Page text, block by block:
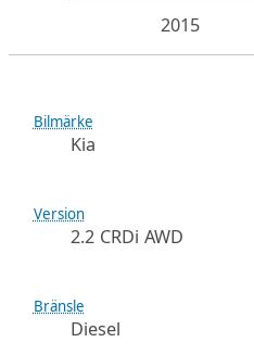
2015
Bilmärke
Kia
Version
2.2 CRDi AWD
Bränsle
Diesel